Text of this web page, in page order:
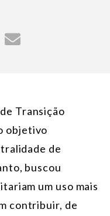
Transição
objetivo
de
buscou
um uso mais
contribuir, de